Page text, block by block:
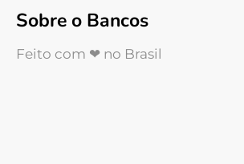
Sobre o Bancos
Feito com ❤ no Brasil